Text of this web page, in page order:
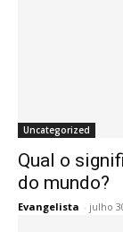
Uncategorized
Qual o
do mundo?
Evangelista - julho